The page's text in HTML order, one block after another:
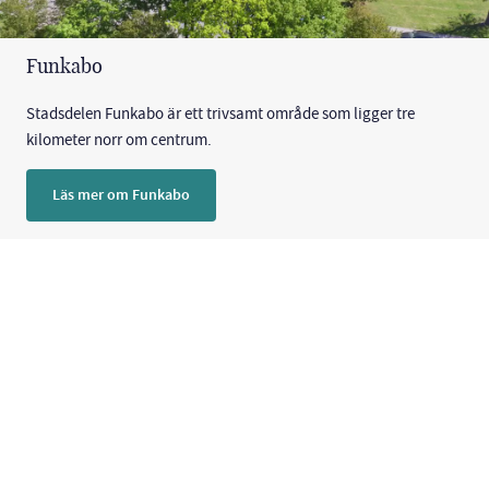
Funkabo
Stadsdelen Funkabo är ett trivsamt område som ligger tre
kilometer norr om centrum.
Läs mer om Funkabo